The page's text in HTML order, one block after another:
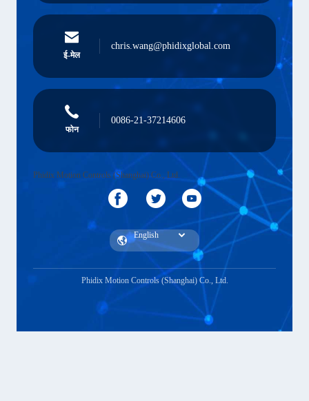
ई-मेल
chris.wang@phidixglobal.com
फोन
0086-21-37214606
Phidix Motion Controls (Shanghai) Co., Ltd.
Phidix Motion Controls (Shanghai) Co., Ltd.